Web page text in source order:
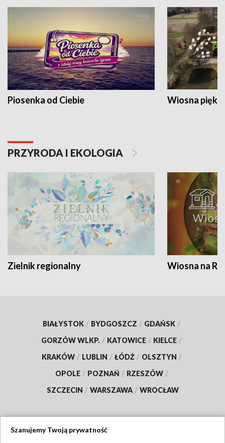
Piosenka od Ciebie Wiosna
PRZYRODA I EKOLOGIA
Zielnik regionalny Wiosna na
BIAŁYSTOK / BYDGOSZCZ / GDAŃSK /
GORZÓW WLKP. / KATOWICE / KIELCE /
KRAKÓW / LUBLIN / ŁÓDŹ / OLSZTYN /
OPOLE / POZNAŃ / RZESZÓW /
SZCZECIN / WARSZAWA / WROCŁAW
Szanujemy Twoją prywatność